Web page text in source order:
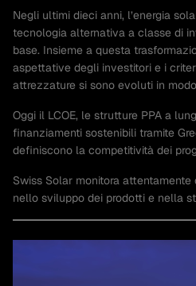
Negli ultimi dieci anni, l’energia
tecnologia alternativa a classe di
base. Insieme a questa
aspettative degli investitori e i
attrezzature si sono evoluti in
Oggi il LCOE, le strutture PPA a
finanziamenti sostenibili tramite
definiscono la competitività dei
Swiss Solar monitora
nello sviluppo dei prodotti e nella